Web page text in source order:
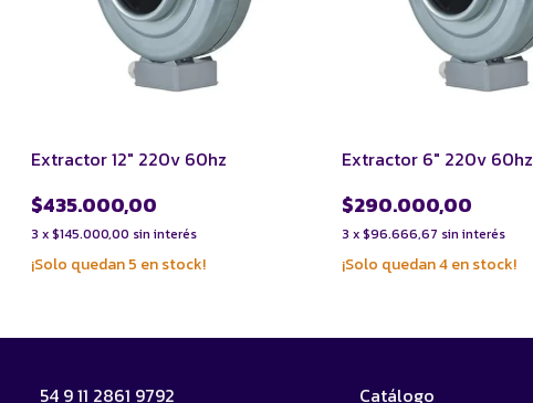
Extractor 12" 220v 60hz
$435.000,00
3 x$145.000,00 sin interés
¡Solo quedan5 en stock!
Extractor 6" 220v 60hz
$290.000,00
3 x$96.666,67 sin interés
¡Solo quedan4en stock!
54 9 11 2861 9792
Catálogo